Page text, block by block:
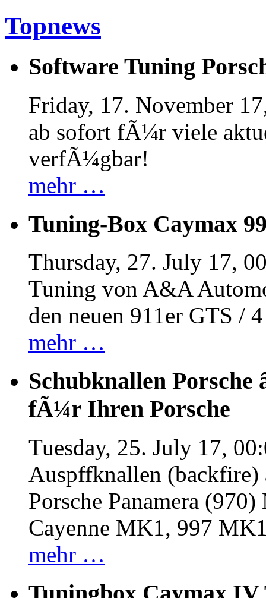
Topnews
Software Tuning
Friday, 17. November
ab sofort fÃ¼r viele
verfÃ¼gbar!
mehr …
Tuning-Box Caymax
Thursday, 27. July 17,
Tuning von A&A
den neuen 911er GTS /
mehr …
Schubknallen Porsche
fÃ¼r Ihren Porsche
Tuesday, 25. July 17,
Auspffknallen
Porsche Panamera
Cayenne MK1, 997
mehr …